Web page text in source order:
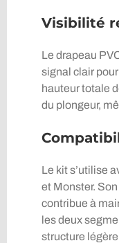
Visibilité
Le drapeau
signal clair
hauteur totale
du plongeur,
Le kit s’utilise
et Monster.
contribue à
les deux
structure